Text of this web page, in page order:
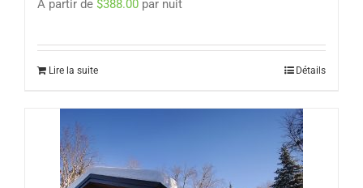
À partir de $388.00 par nuit
Lire la suite Détails